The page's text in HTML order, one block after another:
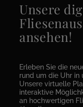
Unsere
ansehen!
Erleben Sie die
rund um die Uhr in
Unsere virtuelle
interaktive
an hochwertigen